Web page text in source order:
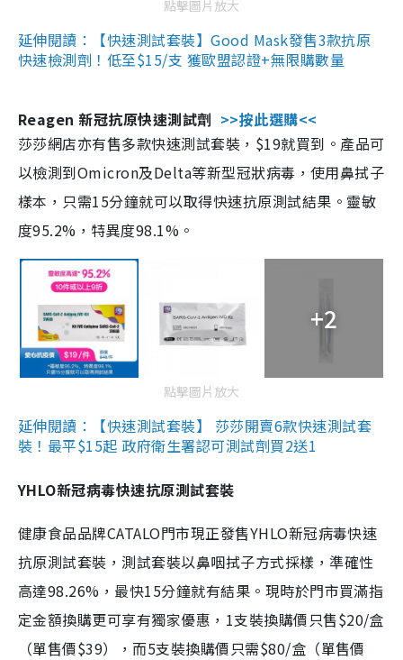
點擊圖片放大
延伸閱讀：【快速測試套裝】Good Mask發售3款抗原
快速檢測劑！低至$15/支 獲歐盟認證+無限購數量
Reagen 新冠抗原快速測試劑 >>按此選購<<
莎莎網店亦有售多款快速測試套裝，$19就買到。產品可
以檢測到Omicron及Delta等新型冠狀病毒，使用鼻拭子
樣本，只需15分鐘就可以取得快速抗原測試結果。靈敏
度95.2%，特異度98.1%。
+2
點擊圖片放大
延伸閱讀：【快速測試套裝】 莎莎開賣6款快速測試套
裝！最平$15起 政府衛生署認可測試劑買2送1
YHLO新冠病毒快速抗原測試套裝
健康食品品牌CATALO門市現正發售YHLO新冠病毒快速
抗原測試套裝，測試套裝以鼻咽拭子方式採樣，準確性
高達98.26%，最快15分鐘就有結果。現時於門市買滿指
定金額換購更可享有獨家優惠，1支裝換購價只售$20/盒
（單售價$39），而5支裝換購價只需$80/盒（單售價